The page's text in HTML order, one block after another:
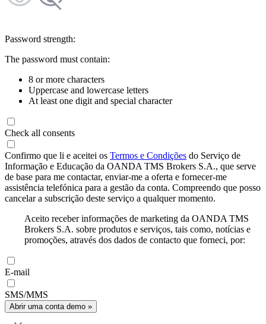
Password strength:
The password must contain:
8 or more characters
Uppercase and lowercase letters
At least one digit and special character
Check all consents
Confirmo que li e aceitei os Termos e Condições do Serviço de
Informação e Educação da OANDA TMS Brokers S.A., que serve
de base para me contactar, enviar-me a oferta e fornecer-me
assistência telefónica para a gestão da conta. Compreendo que posso
cancelar a subscrição deste serviço a qualquer momento.
Aceito receber informações de marketing da OANDA TMS
Brokers S.A. sobre produtos e serviços, tais como, notícias e
promoções, através dos dados de contacto que forneci, por:
E-mail
SMS/MMS
Abrir uma conta demo »